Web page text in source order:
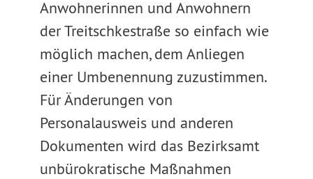
Anwohnerinnen und Anwohnern
der Treitschkestraße so einfach wie
möglich machen, dem Anliegen
einer Umbenennung zuzustimmen.
Für Änderungen von
Personalausweis und anderen
Dokumenten wird das Bezirksamt
unbürokratische Maßnahmen